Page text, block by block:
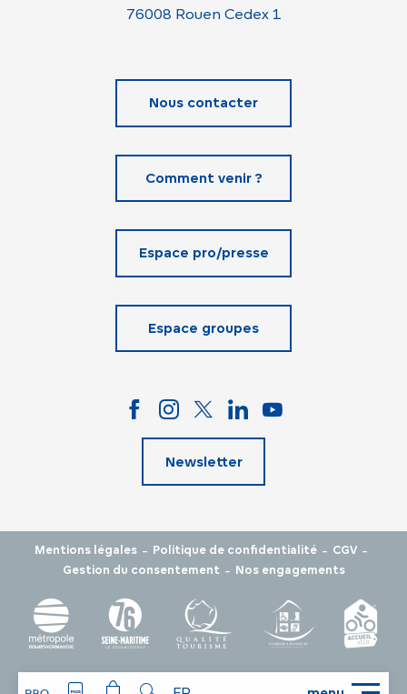
76008 Rouen Cedex 1
Nous contacter
Comment venir ?
Espace pro/presse
Espace groupes
Newsletter
Mentions légales - Politique de confidentialité - CGV -
Gestion du consentement - Nos engagements